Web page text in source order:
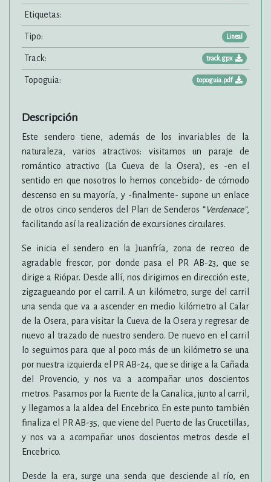
Etiquetas:
Tipo: Lineal
Track: track.gpx
Topoguia: topoguia.pdf
Descripción
Este sendero tiene, además de los invariables de la
naturaleza, varios atractivos: visitamos un paraje de
romántico atractivo (La Cueva de la Osera), es -en el
sentido en que nosotros lo hemos concebido- de cómodo
descenso en su mayoría, y -finalmente- supone un enlace
de otros cinco senderos del Plan de Senderos “Verdenace”,
facilitando así la realización de excursiones circulares.
Se inicia el sendero en la Juanfría, zona de recreo de
agradable frescor, por donde pasa el PR AB-23, que se
dirige a Riópar. Desde allí, nos dirigimos en dirección este,
zigzagueando por el carril. A un kilómetro, surge del carril
una senda que va a ascender en medio kilómetro al Calar
de la Osera, para visitar la Cueva de la Osera y regresar de
nuevo al trazado de nuestro sendero. De nuevo en el carril
lo seguimos para que al poco más de un kilómetro se una
por nuestra izquierda el PR AB-24, que se dirige a la Cañada
del Provencio, y nos va a acompañar unos doscientos
metros. Pasamos por la Fuente de la Canalica, junto al carril,
y llegamos a la aldea del Encebrico. En este punto también
finaliza el PR AB-35, que viene del Puerto de las Crucetillas,
y nos va a acompañar unos doscientos metros desde el
Encebrico.
Desde la era, surge una senda que desciende al río, en